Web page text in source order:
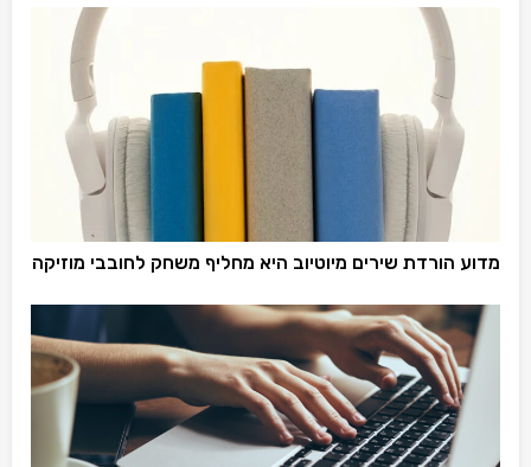
מדוע הורדת שירים מיוטיוב היא מחליף משחק לחובבי מוזיקה